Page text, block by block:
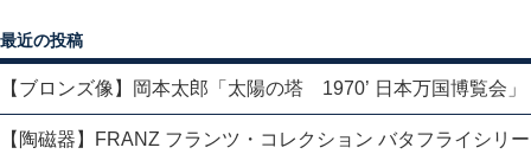
最近の投稿
【ブロンズ像】岡本太郎「太陽の塔 1970’ 日本万国博覧会」
【陶磁器】FRANZ フランツ・コレクション バタフライシリー